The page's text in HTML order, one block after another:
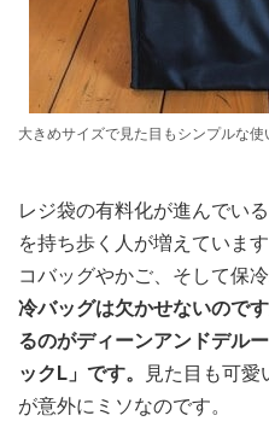
大きめサイズで見た目もシンプルな
レジ袋の有料化が進んでい
を持ち歩く人が増えていま
コバッグやかご、そして保
冷バッグは欠かせないので
るのがディーンアンドデル
ックL」です。
見た目も可
が意外にミソなのです。